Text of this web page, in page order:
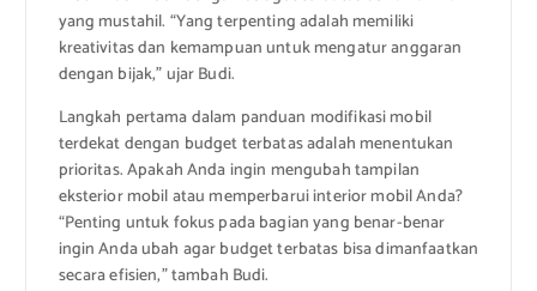
yang mustahil. “Yang terpenting adalah memiliki
kreativitas dan kemampuan untuk mengatur anggaran
dengan bijak,” ujar Budi.
Langkah pertama dalam panduan modifikasi mobil
terdekat dengan budget terbatas adalah menentukan
prioritas. Apakah Anda ingin mengubah tampilan
eksterior mobil atau memperbarui interior mobil Anda?
“Penting untuk fokus pada bagian yang benar-benar
ingin Anda ubah agar budget terbatas bisa dimanfaatkan
secara efisien,” tambah Budi.